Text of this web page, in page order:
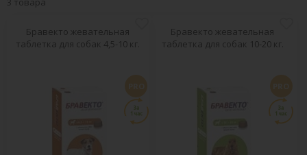
Бравекто жевательная
таблетка для собак 4,5-10 кг.
Бравекто жевательная
таблетка для собак 10-20 кг.